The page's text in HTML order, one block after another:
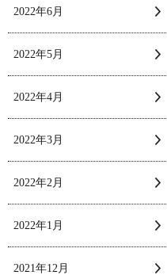
2022年6月
2022年5月
2022年4月
2022年3月
2022年2月
2022年1月
2021年12月